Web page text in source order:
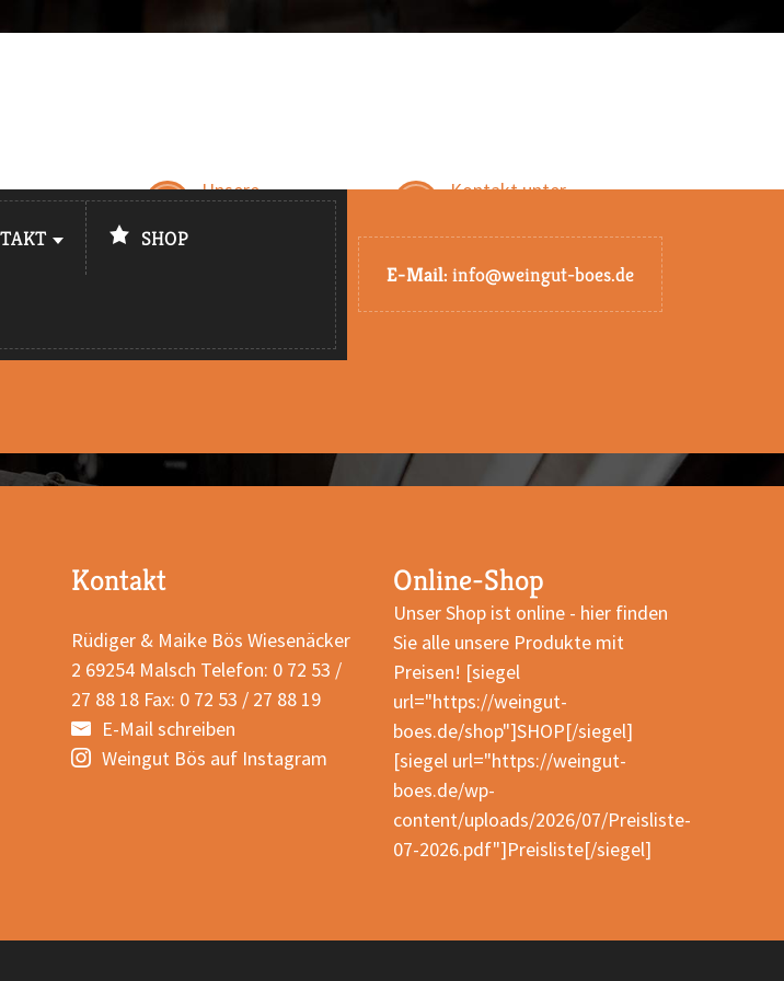
Unsere
Öffnungszeiten
Kontakt unter
SHOP
E-Mail: info@weingut-boes.de
Kontakt
Rüdiger & Maike Bös Wiesenäcker
2 69254 Malsch Telefon: 0 72 53 /
27 88 18 Fax: 0 72 53 / 27 88 19
E-Mail schreiben
Weingut Bös auf Instagram
Online-Shop
Unser Shop ist online - hier finden
Sie alle unsere Produkte mit
Preisen! [siegel
url="https://weingut-
boes.de/shop"]SHOP[/siegel]
[siegel url="https://weingut-
boes.de/wp-
content/uploads/2026/07/Preisliste-
07-2026.pdf"]Preisliste[/siegel]